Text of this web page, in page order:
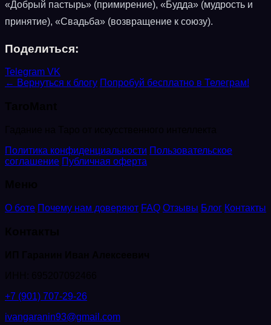
«Добрый пастырь» (примирение), «Будда» (мудрость и
принятие), «Свадьба» (возвращение к союзу).
Поделиться:
Telegram VK
← Вернуться к блогу Попробуй бесплатно в Телеграм!
Политика конфиденциальности Пользовательское
соглашение Публичная оферта
О боте Почему нам доверяют FAQ Отзывы Блог Контакты
+7 (901) 707-29-26
ivangaranin93@gmail.com